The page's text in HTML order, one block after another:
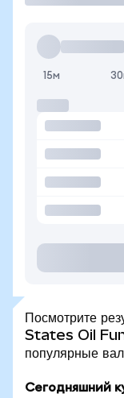
15м
Посмотрите
States Oil
популярные
Сегодняшний